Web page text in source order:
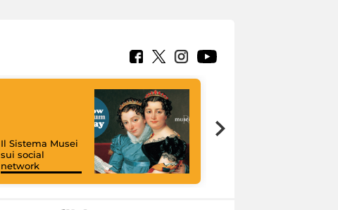
Il Sistema Musei
sui social
network